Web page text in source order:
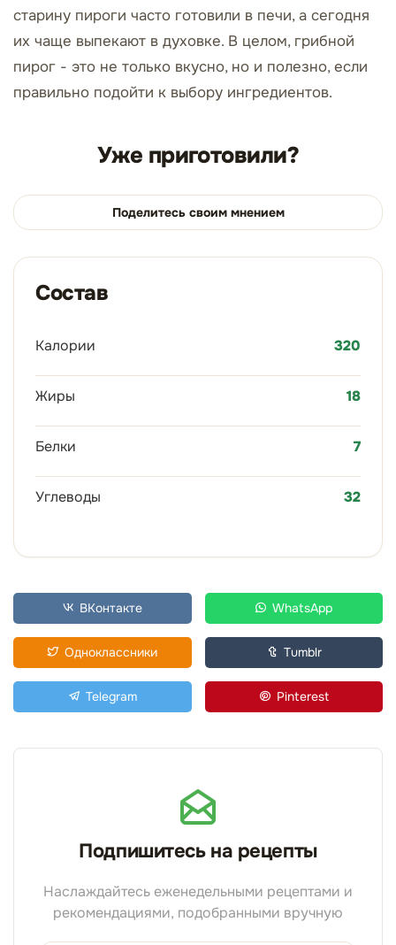
старину пироги часто готовили в печи, а сегодня
их чаще выпекают в духовке. В целом, грибной
пирог - это не только вкусно, но и полезно, если
правильно подойти к выбору ингредиентов.
Уже приготовили?
Поделитесь своим мнением
Состав
Калории 320
Жиры 18
Белки 7
Углеводы 32
ВКонтакте WhatsApp
Одноклассники Tumblr
Telegram Pinterest
Подпишитесь на рецепты
Наслаждайтесь еженедельными рецептами и
рекомендациями, подобранными вручную